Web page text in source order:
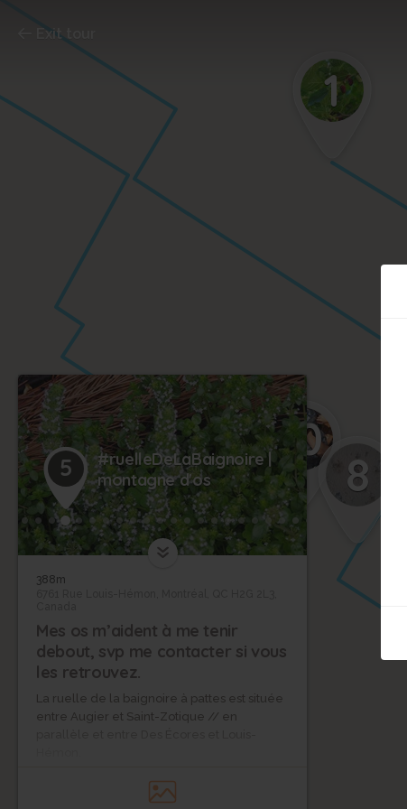
10
8
1
Exit tour
5
#ruelleDeLaBaignoire |
montagne d'os
388m
Mes os m’aident à me tenir
debout, svp me contacter si vous
les retrouvez.
La ruelle de la baignoire à pattes est située
entre Augier et Saint-Zotique // en
ça grouille de vie dans les buissons – des